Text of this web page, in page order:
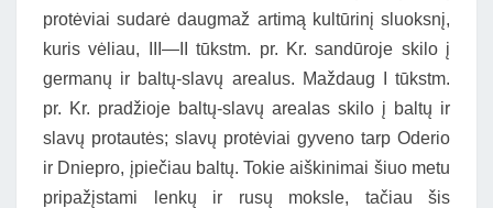
protėviai sudarė daugmaž artimą kultūrinį sluoksnį,
kuris vėliau, III—II tūkstm. pr. Kr. sandūroje skilo į
germanų ir baltų-slavų arealus. Maždaug I tūkstm.
pr. Kr. pradžioje baltų-slavų arealas skilo į baltų ir
slavų protautės; slavų protėviai gyveno tarp Oderio
ir Dniepro, įpiečiau baltų. Tokie aiškinimai šiuo metu
pripažįstami lenkų ir rusų moksle, tačiau šis